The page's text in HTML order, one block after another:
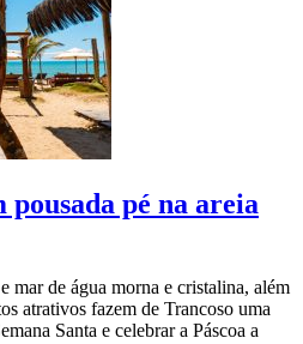
pousada pé na areia
mar de água morna e cristalina, além
atrativos fazem de Trancoso uma
Santa e celebrar a Páscoa a